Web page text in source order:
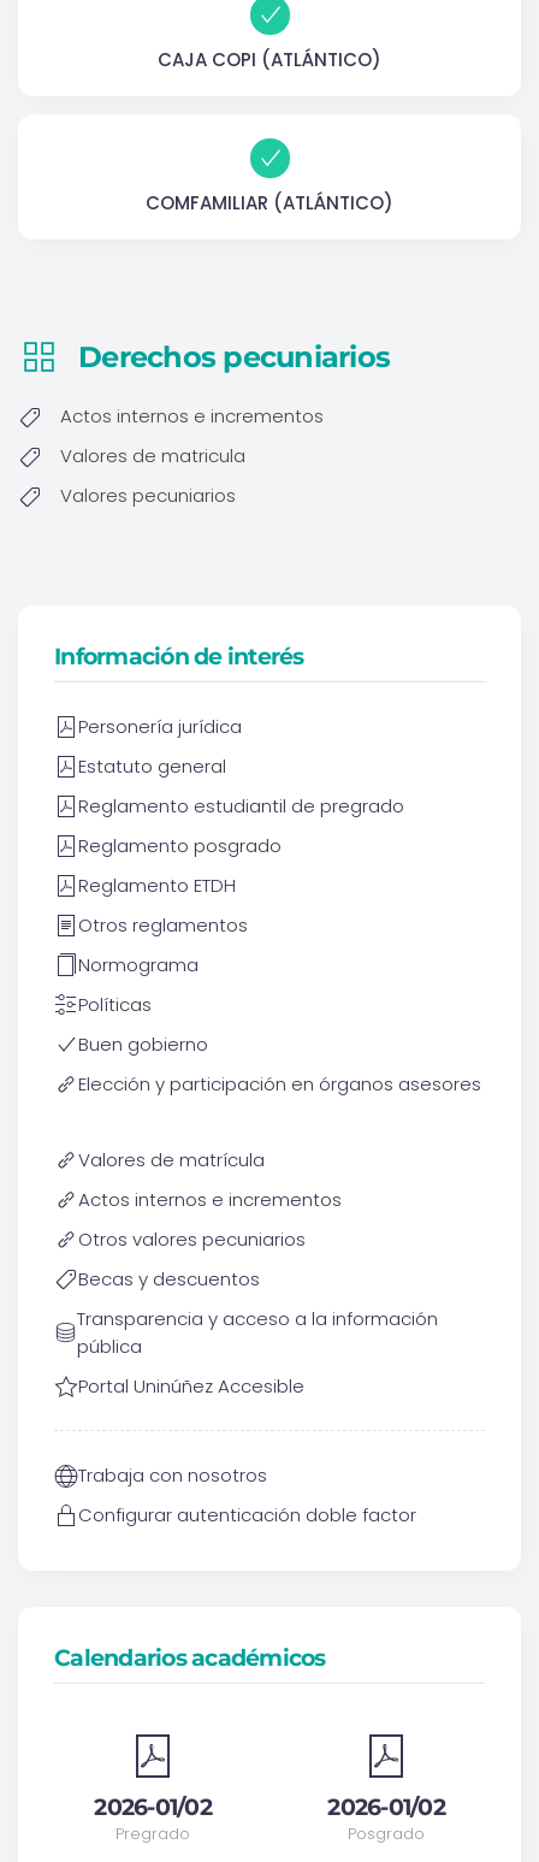
CAJA COPI (ATLÁNTICO)
COMFAMILIAR (ATLÁNTICO)
Derechos pecuniarios
Actos internos e incrementos
Valores de matricula
Valores pecuniarios
Información de interés
Personería jurídica
Estatuto general
Reglamento estudiantil de pregrado
Reglamento posgrado
Reglamento ETDH
Otros reglamentos
Normograma
Políticas
Buen gobierno
Elección y participación en órganos asesores
Valores de matrícula
Actos internos e incrementos
Otros valores pecuniarios
Becas y descuentos
Transparencia y acceso a la información
pública
Portal Uninúñez Accesible
Trabaja con nosotros
Configurar autenticación doble factor
Calendarios académicos
2026-01/02
Pregrado
2026-01/02
Posgrado